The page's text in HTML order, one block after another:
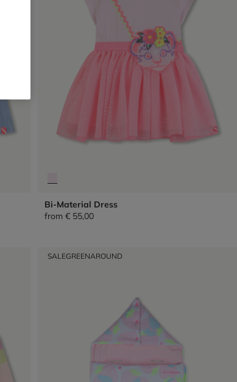
Bi-Material Dress
from € 55,00
SALEGREENAROUND